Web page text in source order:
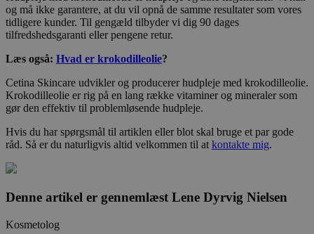
og må ikke garantere, at du vil opnå de samme resultater som vores
tidligere kunder. Til gengæld tilbyder vi dig 90 dages
tilfredshedsgaranti eller pengene retur.
Læs også: Hvad er krokodilleolie?
Cetina Skincare udvikler og producerer hudpleje med krokodilleolie.
Krokodilleolie er rig på en lang række vitaminer og mineraler som
gør den effektiv til problemløsende hudpleje.
Hvis du har spørgsmål til artiklen eller blot skal bruge et par gode
råd. Så er du naturligvis altid velkommen til at kontakte mig.
Denne artikel er gennemlæst Lene Dyrvig Nielsen
Kosmetolog